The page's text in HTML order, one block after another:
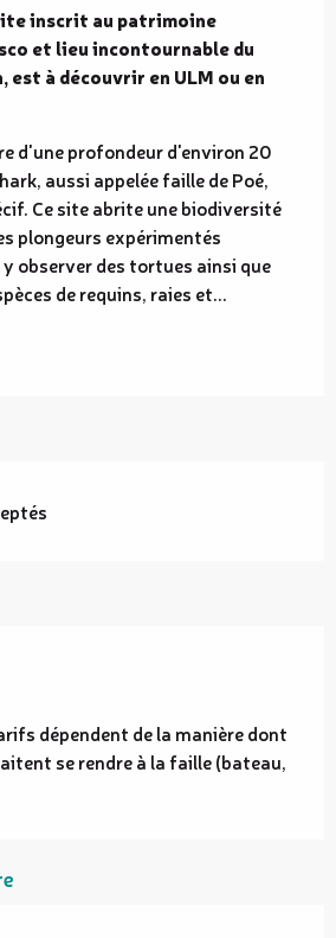
inscrit au patrimoine
et lieu incontournable du
est à découvrir en ULM ou en
d'une profondeur d'environ 20
aussi appelée faille de Poé,
Ce site abrite une biodiversité
plongeurs expérimentés
observer des tortues ainsi que
de requins, raies et...
dépendent de la manière dont
se rendre à la faille (bateau,